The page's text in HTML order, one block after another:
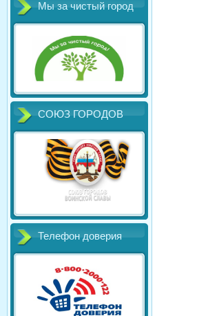
Мы за чистый город
СОЮЗ ГОРОДОВ
Телефон доверия